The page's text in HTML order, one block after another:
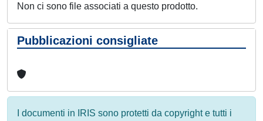
Non ci sono file associati a questo prodotto.
Pubblicazioni consigliate
I documenti in IRIS sono protetti da copyright e tutti i